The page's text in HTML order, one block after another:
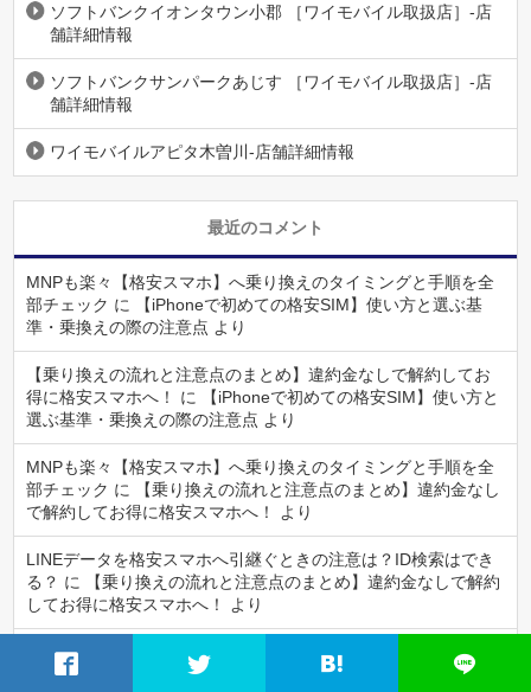
ソフトバンクイオンタウン小郡 ［ワイモバイル取扱店］-店
舗詳細情報
ソフトバンクサンパークあじす ［ワイモバイル取扱店］-店
舗詳細情報
ワイモバイルアピタ木曽川-店舗詳細情報
最近のコメント
MNPも楽々【格安スマホ】へ乗り換えのタイミングと手順を全
部チェック に
【iPhoneで初めての格安SIM】使い方と選ぶ基
準・乗換えの際の注意点 より
【乗り換えの流れと注意点のまとめ】違約金なしで解約してお
得に格安スマホへ！
に
【iPhoneで初めての格安SIM】使い方と
選ぶ基準・乗換えの際の注意点 より
MNPも楽々【格安スマホ】へ乗り換えのタイミングと手順を全
部チェック に
【乗り換えの流れと注意点のまとめ】違約金なし
で解約してお得に格安スマホへ！
より
LINEデータを格安スマホへ引継ぐときの注意は？ID検索はでき
る？ に
【乗り換えの流れと注意点のまとめ】違約金なしで解約
してお得に格安スマホへ！
より
乗換え時のバックアップとiPhone・Androidの連絡先やデータの
引継ぎ方
【乗り換えの流れと注意点のまとめ】違約金なしで